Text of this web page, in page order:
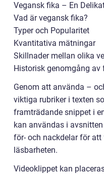
Vegansk fika – En
Vad är vegansk fika?
Typer och Popularitet
Kvantitativa mätningar
Skillnader mellan olika
Historisk genomgång av
Genom att använda –
viktiga rubriker i texten
framträdande snippet i
kan användas i
för- och nackdelar för
läsbarheten.
Videoklippet kan